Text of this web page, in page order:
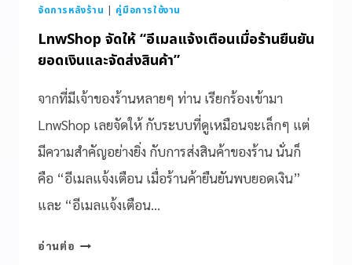
จัดการหลังร้าน | คู่มือการใช้งาน
LnwShop จัดให้ “อีเมลแจ้งเตือนเมื่อร้านยืนยัน
ยอดเงินและจัดส่งสินค้า”
จากที่มีเจ้าของร้านหลายๆ ท่าน เรียกร้องเข้ามา
LnwShop เลยจัดให้ กับระบบที่ดูเหมือนจะเล็กๆ แต่
มีความสำคัญอย่างยิ่ง กับการส่งสินค้าของร้าน นั่นก็
คือ “อีเมลแจ้งเตือน เมื่อร้านค้ายืนยันพบยอดเงิน”
และ “อีเมลแจ้งเตือน…
อ่านต่อ